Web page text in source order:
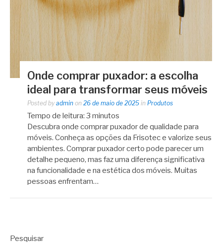
Onde comprar puxador: a escolha
ideal para transformar seus móveis
Posted by admin on 26 de maio de 2025 in Produtos
Tempo de leitura: 3 minutos
Descubra onde comprar puxador de qualidade para
móveis. Conheça as opções da Frisotec e valorize seus
ambientes. Comprar puxador certo pode parecer um
detalhe pequeno, mas faz uma diferença significativa
na funcionalidade e na estética dos móveis. Muitas
pessoas enfrentam…
Pesquisar